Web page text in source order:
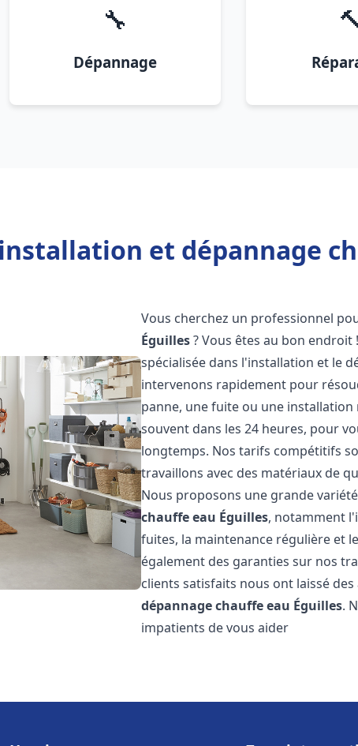
🔧
Dépannage
et dépannage
Vous cherchez un professionnel
Éguilles? Vous êtes au bon
spécialisée dans l'installation et le
intervenons rapidement pour
panne, une fuite ou une
souvent dans les 24 heures, pour
longtemps. Nos tarifs compétitifs
travaillons avec des matériaux de
Nous proposons une grande
chauffe eau Éguilles, notamment
fuites, la maintenance régulière et
également des garanties sur nos
clients satisfaits nous ont laissé
dépannage chauffe eau Éguilles.
impatients de vous aider